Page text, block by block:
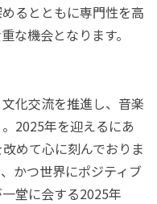
るとともに専門性を高
な機会となります。
化交流を推進し、音楽
2025年を迎えるにあ
めて心に刻んでおりま
かつ世界にポジティブ
堂に会する2025年